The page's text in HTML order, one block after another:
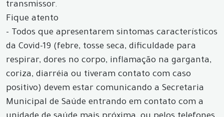
transmissor.
Fique atento
- Todos que apresentarem sintomas característicos
da Covid-19 (febre, tosse seca, dificuldade para
respirar, dores no corpo, inflamação na garganta,
coriza, diarréia ou tiveram contato com caso
positivo) devem estar comunicando a Secretaria
Municipal de Saúde entrando em contato com a